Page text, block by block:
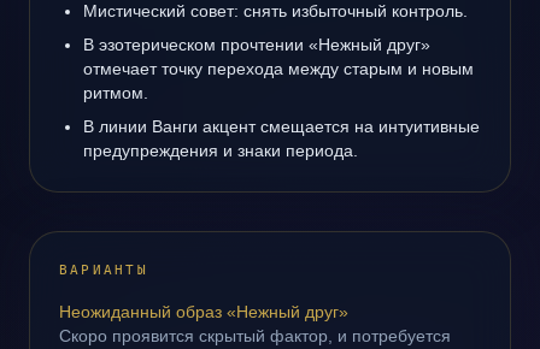
Мистический совет: снять избыточный контроль.
В эзотерическом прочтении «Нежный друг»
отмечает точку перехода между старым и новым
ритмом.
В линии Ванги акцент смещается на интуитивные
предупреждения и знаки периода.
ВАРИАНТЫ
Неожиданный образ «Нежный друг»
Скоро проявится скрытый фактор, и потребуется